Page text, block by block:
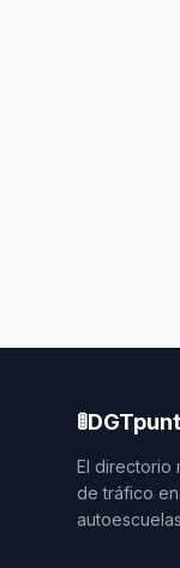
🚦
El directorio
de tráfico en